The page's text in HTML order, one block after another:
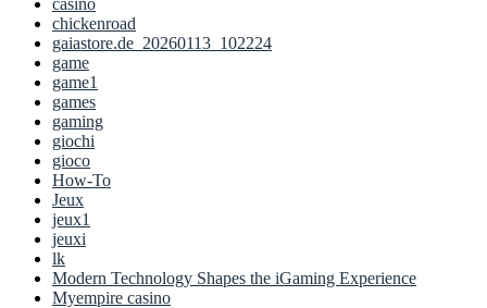
chickenroad
gaiastore.de_20260113_102224
game
game1
games
gaming
giochi
gioco
How-To
Jeux
jeux1
jeuxi
lk
Modern Technology Shapes the iGaming Experience
Myempire casino